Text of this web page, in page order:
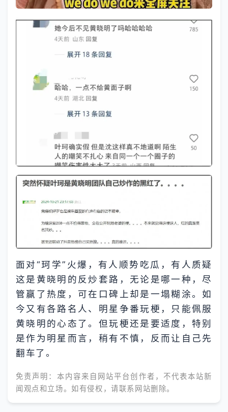
面对“珂学”火爆，有人顺势吃瓜，有人质疑
这是黄晓明的反炒套路，无论是哪一种，尽
管赢了热度，可在口碑上却是一塌糊涂。如
今又有各路名人、明星争番玩梗，只能佩服
黄晓明的心态了。但玩梗还是要适度，特别
是作为明星而言，稍有不慎，反而让自己先
翻车了。
免责声明：本内容来自网站平台创作者，不代表本站新
闻观点和立场。如有侵权，请联系网站删除。